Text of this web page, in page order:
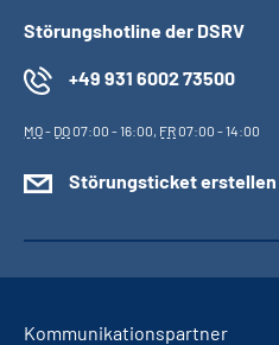
Störungshotline der DSRV
+49 931 6002 73500
MO- DO07:00 - 16:00, FR07:00 - 14:00
Störungsticket erstellen
Kommunikationspartner